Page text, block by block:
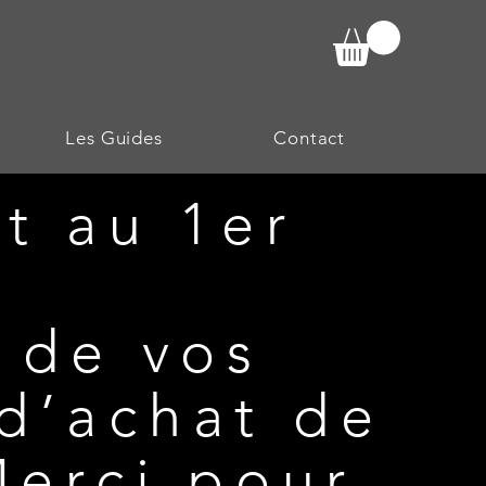
Les Guides Contact
au 1er
vos
de